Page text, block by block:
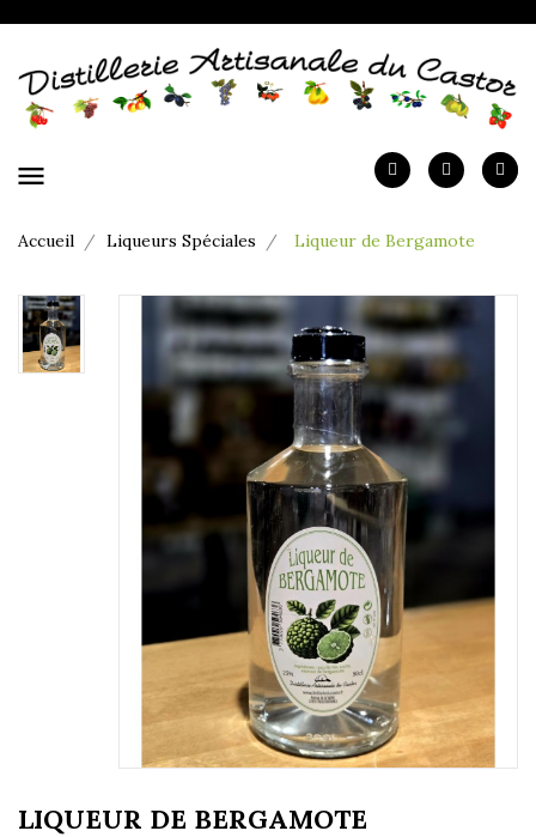
menu
Accueil Liqueurs Spéciales Liqueur de Bergamote
LIQUEUR DE BERGAMOTE